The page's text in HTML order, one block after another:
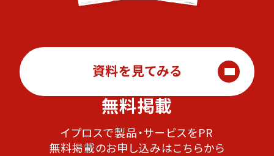
資料を見てみる
無料掲載
イプロスで製品・サービスをPR
無料掲載のお申し込みはこちらから